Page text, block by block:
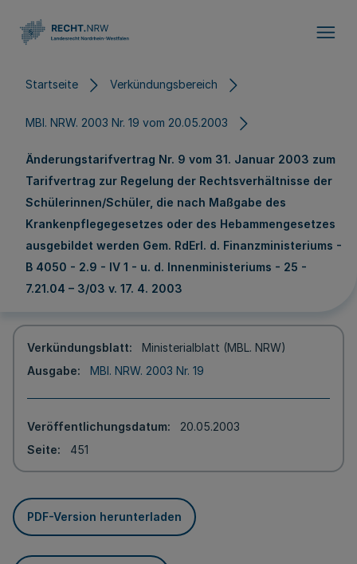
Startseite Verkündungsbereich
MBl. NRW. 2003 Nr. 19 vom 20.05.2003
Änderungstarifvertrag Nr. 9 vom 31. Januar 2003 zum
Tarifvertrag zur Regelung der Rechtsverhältnisse der
Schülerinnen/Schüler, die nach Maßgabe des
Krankenpflegegesetzes oder des Hebammengesetzes
ausgebildet werden Gem. RdErl. d. Finanzministeriums -
B 4050 - 2.9 - IV 1 - u. d. Innenministeriums - 25 -
7.21.04 – 3/03 v. 17. 4. 2003
Verkündungsblatt
Ministerialblatt (MBL. NRW)
Ausgabe
MBl. NRW. 2003 Nr. 19
Veröffentlichungsdatum
20.05.2003
Seite
451
PDF-Version herunterladen